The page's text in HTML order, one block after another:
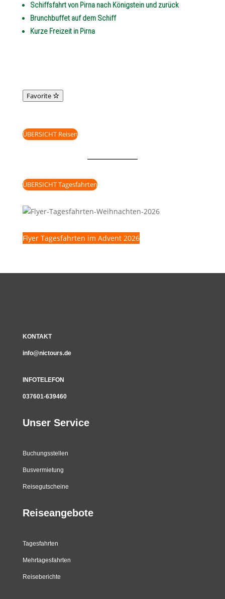
Schiffsfahrt von Pirna nach Königstein und zurück
Brunchbuffet auf dem Schiff
Kurze Freizeit in Pirna
Favorite
ÜBERSICHT Reisen
ÜBERSICHT Tagesfahrten
Flyer Tagesfahrten im Advent 2026
KONTAKT
info@nictours.de
INFOTELEFON
037601-639460
Unser Service
Buchungsstellen
Busvermietung
Reisegutscheine
Reiseangebote
Tagesfahrten
Mehrtagesfahrten
Reiseberichte